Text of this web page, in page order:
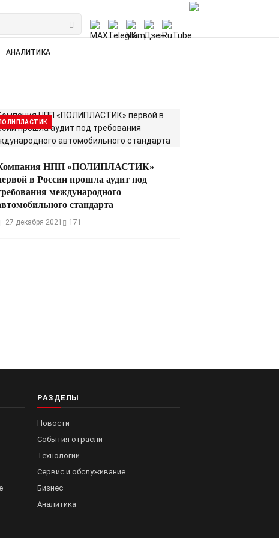
АНАЛИТИКА
НПП «ПОЛИПЛАСТИК»
в России прошла аудит под
международного
стандарта
27 декабря 2021 171
РАЗДЕЛЫ
Новости
События отрасли
Технологии
Сервис и обслуживание
Бизнес
Аналитика